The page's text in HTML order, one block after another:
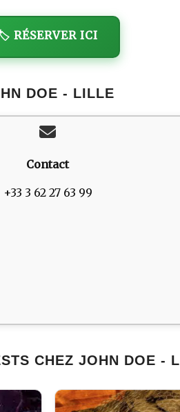
RÉSERVER ICI
DOE - LILLE
Contact
+33 3 62 27 63 99
CHEZ JOHN DOE -